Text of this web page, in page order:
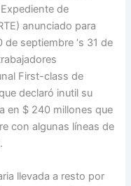
de
anunciado para
septiembre ‘s 31 de
First-class de
declaró inutil su
en $ 240 millones que
con algunas líneas de
llevada a resto por